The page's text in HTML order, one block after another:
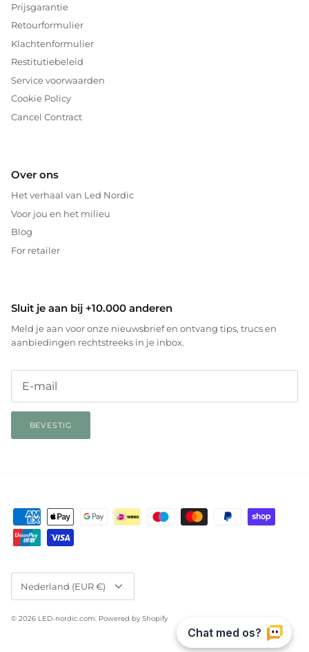
Prijsgarantie
Retourformulier
Klachtenformulier
Restitutiebeleid
Service voorwaarden
Cookie Policy
Cancel Contract
Over ons
Het verhaal van Led Nordic
Voor jou en het milieu
Blog
For retailer
Sluit je aan bij +10.000 anderen
Meld je aan voor onze nieuwsbrief en ontvang tips, trucs en
aanbiedingen rechtstreeks in je inbox.
BEVESTIG
Valuta
Nederland (EUR €)
© 2026 LED-nordic.com. Powered by Shopify